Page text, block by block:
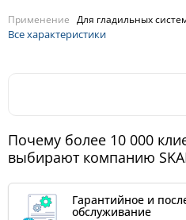
Применение Для гладильных
Все характеристики
Почему более 10 000
выбирают компанию
Гарантийное и
обслуживание